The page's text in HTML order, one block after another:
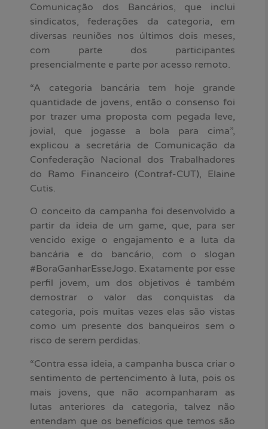
Comunicação dos Bancários, que inclui
sindicatos, federações da categoria, em
diversas reuniões nos últimos dois meses,
com parte dos participantes
presencialmente e parte por acesso remoto.
“A categoria bancária tem hoje grande
quantidade de jovens, então o consenso foi
por trazer uma proposta com pegada leve,
jovial, que jogasse a bola para cima”,
explicou a secretária de Comunicação da
Confederação Nacional dos Trabalhadores
do Ramo Financeiro (Contraf-CUT), Elaine
Cutis.
O conceito da campanha foi desenvolvido a
partir da ideia de um game, que, para ser
vencido exige o engajamento e a luta da
bancária e do bancário, com o slogan
#BoraGanharEsseJogo. Exatamente por esse
perfil jovem, um dos objetivos é também
demostrar o valor das conquistas da
categoria, pois muitas vezes elas são vistas
como um presente dos banqueiros sem o
risco de serem perdidas.
“Contra essa ideia, a campanha busca criar o
sentimento de pertencimento à luta, pois os
mais jovens, que não acompanharam as
lutas anteriores da categoria, talvez não
entendam que os benefícios que temos são